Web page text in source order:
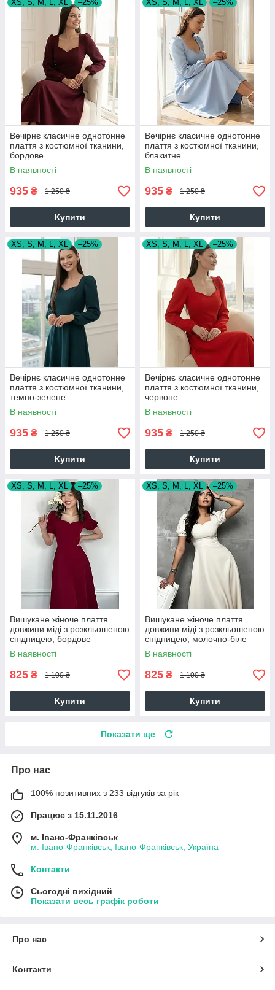
XS, S, M, L, XL –25%
Вечірнє класичне однотонне
плаття з костюмної тканини,
бордове
В наявності
935 ₴ 1 250 ₴
Купити
XS, S, M, L, XL –25%
Вечірнє класичне однотонне
плаття з костюмної тканини,
блакитне
В наявності
935 ₴ 1 250 ₴
Купити
XS, S, M, L, XL –25%
Вечірнє класичне однотонне
плаття з костюмної тканини,
темно-зелене
В наявності
935 ₴ 1 250 ₴
Купити
XS, S, M, L, XL –25%
Вечірнє класичне однотонне
плаття з костюмної тканини,
червоне
В наявності
935 ₴ 1 250 ₴
Купити
XS, S, M, L, XL –25%
Вишукане жіноче плаття
довжини міді з розкльошеною
спідницею, бордове
В наявності
825 ₴ 1 100 ₴
Купити
XS, S, M, L, XL –25%
Вишукане жіноче плаття
довжини міді з розкльошеною
спідницею, молочно-біле
В наявності
825 ₴ 1 100 ₴
Купити
Показати ще
Про нас
100% позитивних з 233 відгуків за рік
Працює з 15.11.2016
м. Івано-Франківськ
м. Івано-Франківськ, Івано-Франківськ, Україна
Контакти
Сьогодні вихідний
Показати весь графік роботи
Про нас
Контакти